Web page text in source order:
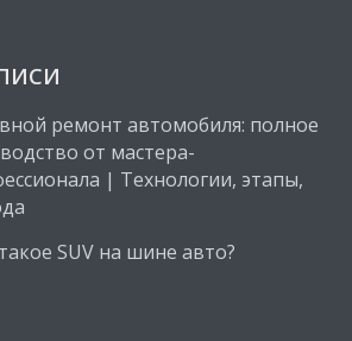
ремонт автомобиля: полное
от мастера-
| Технологии, этапы,
SUV на шине авто?